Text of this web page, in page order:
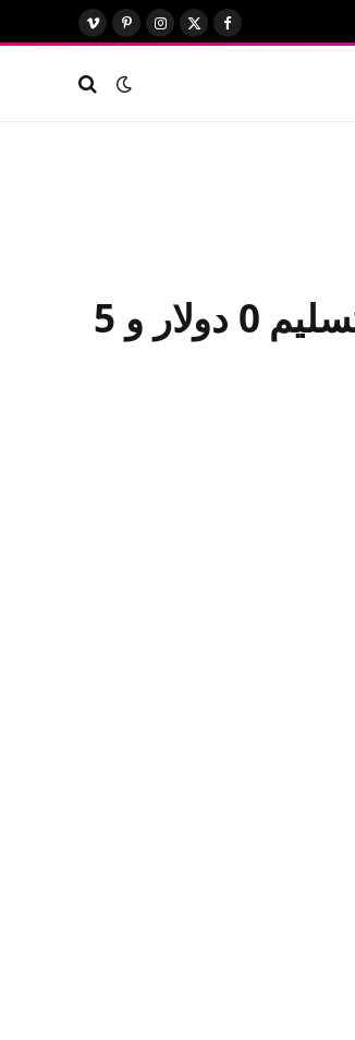
فيسبوك
X
الانستغرام
بينتيريست
فيميو
يمكن لحاملي بطاقات Apple الحصول على ستة أشهر من رسوم التسليم 0 دولار و 5